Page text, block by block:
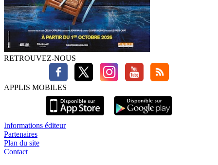
RETROUVEZ-NOUS
APPLIS MOBILES
Informations éditeur
Partenaires
Plan du site
Contact